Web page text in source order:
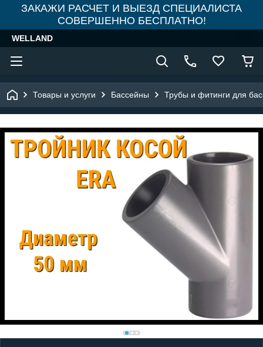
ЗАКАЖИ РАСЧЕТ И ВЫЕЗД СПЕЦИАЛИСТА
СОВЕРШЕННО БЕСПЛАТНО!
WELLAND
Товары и услуги Бассейны Трубы и фитинги для